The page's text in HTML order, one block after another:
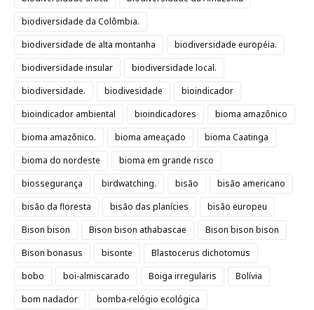
biodiversidade da Colômbia.
biodiversidade de alta montanha
biodiversidade européia.
biodiversidade insular
biodiversidade local.
biodiversidade.
biodivesidade
bioindicador
bioindicador ambiental
bioindicadores
bioma amazônico
bioma amazônico.
bioma ameaçado
bioma Caatinga
bioma do nordeste
bioma em grande risco
biossegurança
birdwatching. bisão
bisão americano
bisão da floresta
bisão das planícies
bisão europeu
Bison bison
Bison bison athabascae
Bison bison bison
Bison bonasus
bisonte
Blastocerus dichotomus
bobo
boi-almiscarado Boiga irregularis
Bolívia
bom nadador
bomba-relógio ecológica